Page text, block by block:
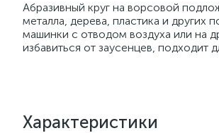
Абразивный круг на ворсовой
металла, дерева, пластика и других
машинки с отводом воздуха или на
избавиться от заусенцев, подходит
Характеристики